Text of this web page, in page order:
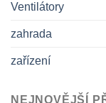
Ventilátory
zahrada
zařízení
NEJNOVĚJŠÍ